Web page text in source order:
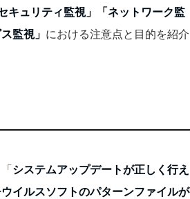
セキュリティ監視」「ネットワーク監
監視」 における注意点と目的を紹介
システムアップデートが正しく行え
イルスソフトのパターンファイルが